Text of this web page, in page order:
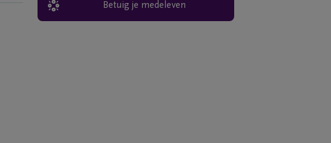
Betuig je medeleven